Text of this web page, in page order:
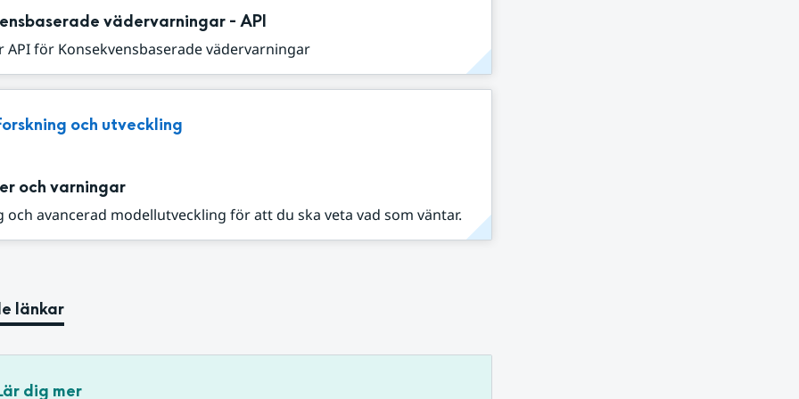
vädervarningar - API
API för Konsekvensbaserade vädervarningar
och utveckling
och varningar
och avancerad modellutveckling för att du ska veta vad som väntar.
länkar
dig mer